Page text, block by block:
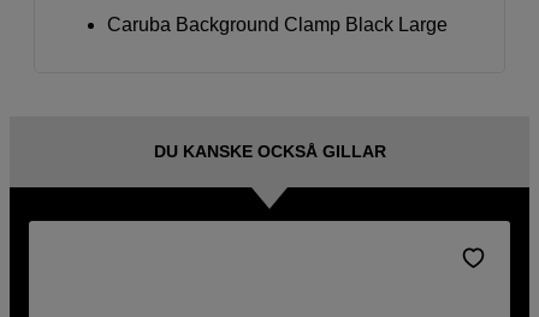
Caruba Background Clamp Black Large
DU KANSKE OCKSÅ GILLAR